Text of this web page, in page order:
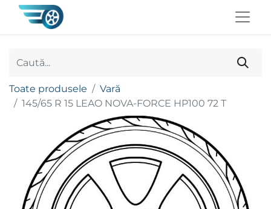
Toate produsele
Vară
145/65 R 15 LEAO NOVA-FORCE HP100 72 T